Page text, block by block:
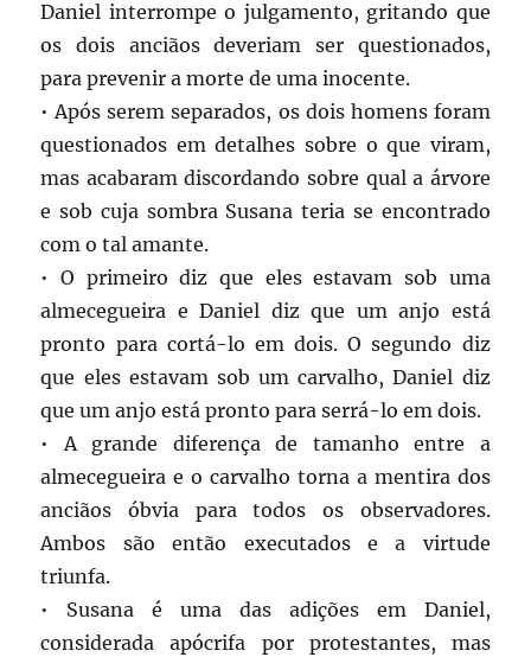
Daniel interrompe o julgamento, gritando que
os dois anciãos deveriam ser questionados,
para prevenir a morte de uma inocente.
• Após serem separados, os dois homens foram
questionados em detalhes sobre o que viram,
mas acabaram discordando sobre qual a árvore
e sob cuja sombra Susana teria se encontrado
com o tal amante.
• O primeiro diz que eles estavam sob uma
almecegueira e Daniel diz que um anjo está
pronto para cortá-lo em dois. O segundo diz
que eles estavam sob um carvalho, Daniel diz
que um anjo está pronto para serrá-lo em dois.
• A grande diferença de tamanho entre a
almecegueira e o carvalho torna a mentira dos
anciãos óbvia para todos os observadores.
Ambos são então executados e a virtude
triunfa.
• Susana é uma das adições em Daniel,
considerada apócrifa por protestantes, mas